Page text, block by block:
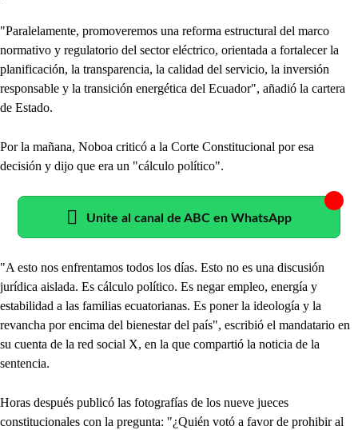
"Paralelamente, promoveremos una reforma estructural del marco
normativo y regulatorio del sector eléctrico, orientada a fortalecer la
planificación, la transparencia, la calidad del servicio, la inversión
responsable y la transición energética del Ecuador", añadió la cartera
de Estado.
Por la mañana, Noboa criticó a la Corte Constitucional por esa
decisión y dijo que era un "cálculo político".
Unite al canal de ABC en WhatsApp
"A esto nos enfrentamos todos los días. Esto no es una discusión
jurídica aislada. Es cálculo político. Es negar empleo, energía y
estabilidad a las familias ecuatorianas. Es poner la ideología y la
revancha por encima del bienestar del país", escribió el mandatario en
su cuenta de la red social X, en la que compartió la noticia de la
sentencia.
Horas después publicó las fotografías de los nueve jueces
constitucionales con la pregunta: "¿Quién votó a favor de prohibir al